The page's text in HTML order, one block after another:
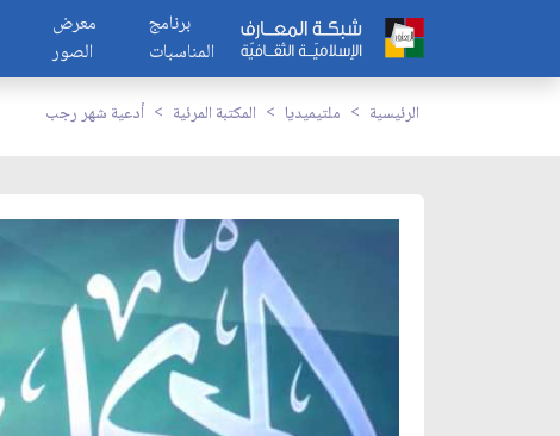
معرض
الصور
برنامج
المناسبات
الرئيسية ملتيميديا المكتبة المرئية أدعية شهر رجب